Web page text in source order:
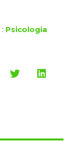
: Psicologia